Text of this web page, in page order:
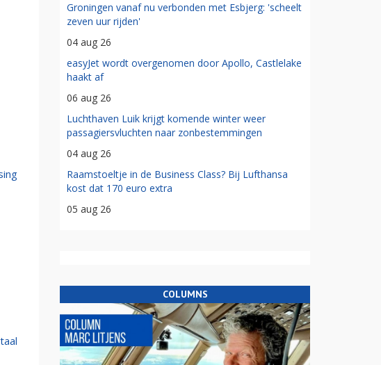
Groningen vanaf nu verbonden met Esbjerg: 'scheelt
zeven uur rijden'
04 aug 26
easyJet wordt overgenomen door Apollo, Castlelake
haakt af
06 aug 26
Luchthaven Luik krijgt komende winter weer
passagiersvluchten naar zonbestemmingen
04 aug 26
Raamstoeltje in de Business Class? Bij Lufthansa
kost dat 170 euro extra
05 aug 26
COLUMNS